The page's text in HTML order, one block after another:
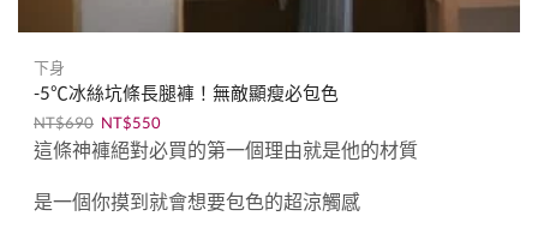
下身
-5℃冰絲坑條長腿褲！無敵顯瘦必包色
NT$690 NT$550
這條神褲絕對必買的第一個理由就是他的材質
是一個你摸到就會想要包色的超涼觸感